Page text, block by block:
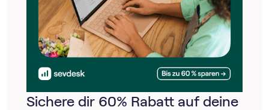
Sichere dir 60% Rabatt auf deine